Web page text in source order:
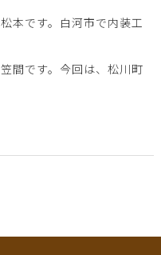
本です。白河市で内装工
間です。今回は、松川町